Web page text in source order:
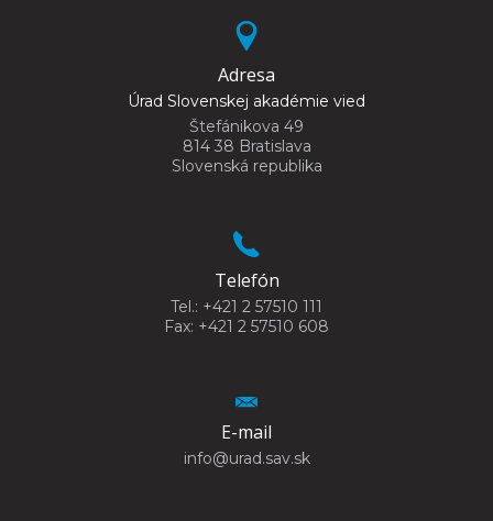
Adresa
Úrad Slovenskej akadémie vied
Štefánikova 49
814 38 Bratislava
Slovenská republika
Telefón
Tel.: +421 2 57510 111
Fax: +421 2 57510 608
E-mail
info@urad.sav.sk